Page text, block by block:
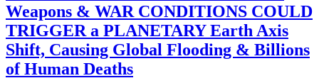
Weapons & WAR CONDITIONS COULD
TRIGGER a PLANETARY Earth Axis
Shift, Causing Global Flooding & Billions
of Human Deaths